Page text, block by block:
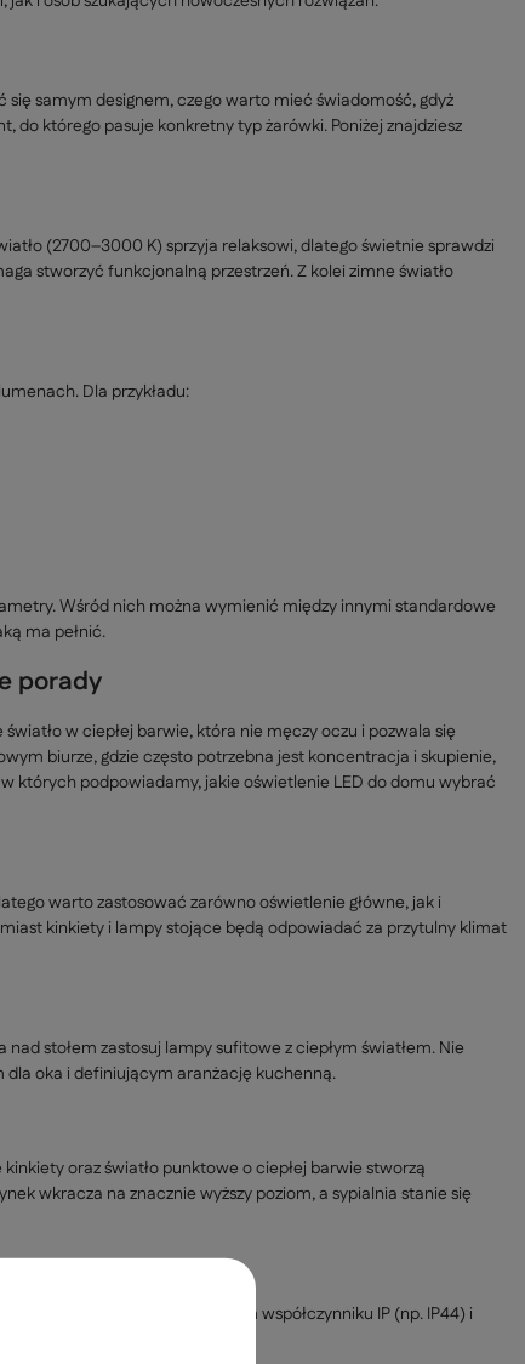
samym designem, czego warto mieć świadomość, gdyż
którego pasuje konkretny typ żarówki. Poniżej znajdziesz
(2700–3000 K) sprzyja relaksowi, dlatego świetnie sprawdzi
stworzyć funkcjonalną przestrzeń. Z kolei zimne światło
Dla przykładu:
Wśród nich można wymienić między innymi standardowe
ma pełnić.
porady
w ciepłej barwie, która nie męczy oczu i pozwala się
biurze, gdzie często potrzebna jest koncentracja i skupienie,
których podpowiadamy, jakie oświetlenie LED do domu wybrać
warto zastosować zarówno oświetlenie główne, jak i
kinkiety i lampy stojące będą odpowiadać za przytulny klimat
stołem zastosuj lampy sufitowe z ciepłym światłem. Nie
oka i definiującym aranżację kuchenną.
oraz światło punktowe o ciepłej barwie stworzą
wkracza na znacznie wyższy poziom, a sypialnia stanie się
zatem LED-y o wysokim współczynniku IP (np. IP44) i